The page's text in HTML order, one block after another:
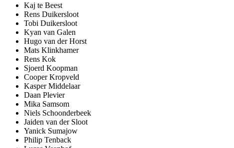
Kaj te Beest
Rens Duikersloot
Tobi Duikersloot
Kyan van Galen
Hugo van der Horst
Mats Klinkhamer
Rens Kok
Sjoerd Koopman
Cooper Kropveld
Kasper Middelaar
Daan Plevier
Mika Samsom
Niels Schoonderbeek
Jaiden van der Sloot
Yanick Sumajow
Philip Tenback